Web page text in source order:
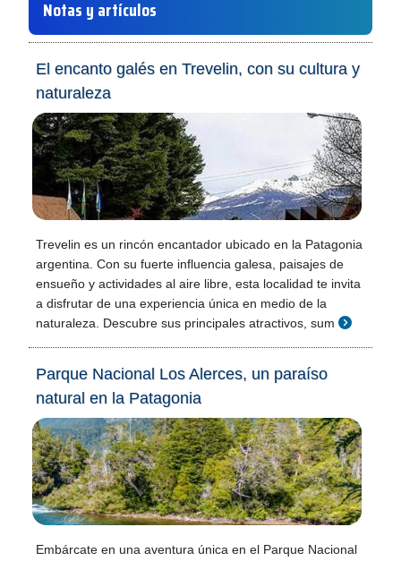
Notas y artículos
El encanto galés en Trevelin, con su cultura y
naturaleza
Trevelin es un rincón encantador ubicado en la Patagonia
argentina. Con su fuerte influencia galesa, paisajes de
ensueño y actividades al aire libre, esta localidad te invita
a disfrutar de una experiencia única en medio de la
naturaleza. Descubre sus principales atractivos, sum
Parque Nacional Los Alerces, un paraíso
natural en la Patagonia
Embárcate en una aventura única en el Parque Nacional